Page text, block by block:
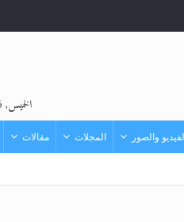
الخميس, 6 آب, 2026
والصور المجلات مقالات